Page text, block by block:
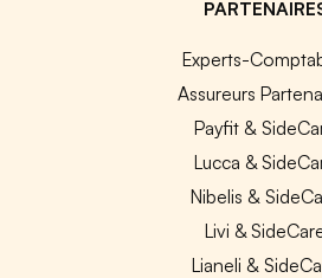
Experts-
Assureurs
Payfit &
Lucca &
Nibelis &
Livi &
Lianeli &